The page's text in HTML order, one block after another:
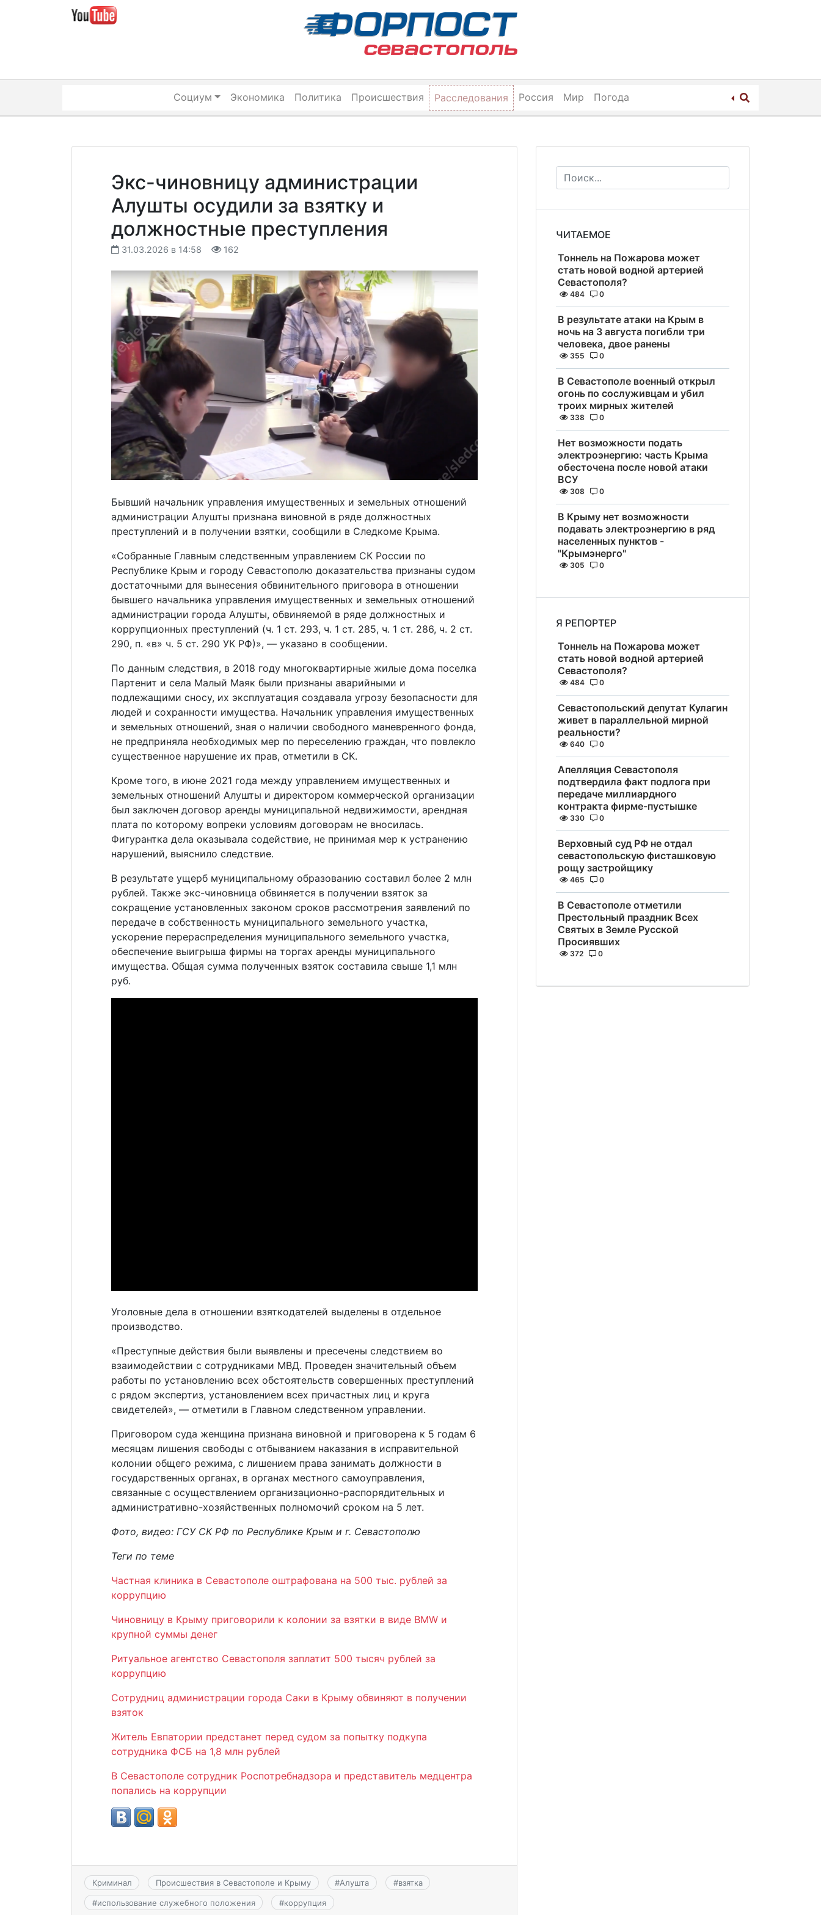
Социум Экономика Политика Происшествия Расследования Россия Мир Погода
Экс-чиновницу администрации
Алушты осудили за взятку и
должностные преступления
31.03.2026 в 14:58 162
Бывший начальник управления имущественных и земельных отношений
администрации Алушты признана виновной в ряде должностных
преступлений и в получении взятки, сообщили в Следкоме Крыма.
«Собранные Главным следственным управлением СК России по
Республике Крым и городу Севастополю доказательства признаны судом
достаточными для вынесения обвинительного приговора в отношении
бывшего начальника управления имущественных и земельных отношений
администрации города Алушты, обвиняемой в ряде должностных и
коррупционных преступлений (ч. 1 ст. 293, ч. 1 ст. 285, ч. 1 ст. 286, ч. 2 ст.
290, п. «в» ч. 5 ст. 290 УК РФ)», — указано в сообщении.
По данным следствия, в 2018 году многоквартирные жилые дома поселка
Партенит и села Малый Маяк были признаны аварийными и
подлежащими сносу, их эксплуатация создавала угрозу безопасности для
людей и сохранности имущества. Начальник управления имущественных
и земельных отношений, зная о наличии свободного маневренного фонда,
не предприняла необходимых мер по переселению граждан, что повлекло
существенное нарушение их прав, отметили в СК.
Кроме того, в июне 2021 года между управлением имущественных и
земельных отношений Алушты и директором коммерческой организации
был заключен договор аренды муниципальной недвижимости, арендная
плата по которому вопреки условиям договорам не вносилась.
Фигурантка дела оказывала содействие, не принимая мер к устранению
нарушений, выяснило следствие.
В результате ущерб муниципальному образованию составил более 2 млн
рублей. Также экс-чиновница обвиняется в получении взяток за
сокращение установленных законом сроков рассмотрения заявлений по
передаче в собственность муниципального земельного участка,
ускорение перераспределения муниципального земельного участка,
обеспечение выигрыша фирмы на торгах аренды муниципального
имущества. Общая сумма полученных взяток составила свыше 1,1 млн
руб.
Уголовные дела в отношении взяткодателей выделены в отдельное
производство.
«Преступные действия были выявлены и пресечены следствием во
взаимодействии с сотрудниками МВД. Проведен значительный объем
работы по установлению всех обстоятельств совершенных преступлений
с рядом экспертиз, установлением всех причастных лиц и круга
свидетелей», — отметили в Главном следственном управлении.
Приговором суда женщина признана виновной и приговорена к 5 годам 6
месяцам лишения свободы с отбыванием наказания в исправительной
колонии общего режима, с лишением права занимать должности в
государственных органах, в органах местного самоуправления,
связанные с осуществлением организационно-распорядительных и
административно-хозяйственных полномочий сроком на 5 лет.
Фото, видео: ГСУ СК РФ по Республике Крым и г. Севастополю
Теги по теме
Частная клиника в Севастополе оштрафована на 500 тыс. рублей за
коррупцию
Чиновницу в Крыму приговорили к колонии за взятки в виде BMW и
крупной суммы денег
Ритуальное агентство Севастополя заплатит 500 тысяч рублей за
коррупцию
Сотрудниц администрации города Саки в Крыму обвиняют в получении
взяток
Житель Евпатории предстанет перед судом за попытку подкупа
сотрудника ФСБ на 1,8 млн рублей
В Севастополе сотрудник Роспотребнадзора и представитель медцентра
попались на коррупции
Криминал Происшествия в Севастополе и Крыму #Алушта #взятка
#использование служебного положения #коррупция
ЧИТАЕМОЕ
Тоннель на Пожарова может
стать новой водной артерией
Севастополя?
484 0
В результате атаки на Крым в
ночь на 3 августа погибли три
человека, двое ранены
355 0
В Севастополе военный открыл
огонь по сослуживцам и убил
троих мирных жителей
338 0
Нет возможности подать
электроэнергию: часть Крыма
обесточена после новой атаки
ВСУ
308 0
В Крыму нет возможности
подавать электроэнергию в ряд
населенных пунктов -
"Крымэнерго"
305 0
Я РЕПОРТЕР
Тоннель на Пожарова может
стать новой водной артерией
Севастополя?
484 0
Севастопольский депутат Кулагин
живет в параллельной мирной
реальности?
640 0
Апелляция Севастополя
подтвердила факт подлога при
передаче миллиардного
контракта фирме-пустышке
330 0
Верховный суд РФ не отдал
севастопольскую фисташковую
рощу застройщику
465 0
В Севастополе отметили
Престольный праздник Всех
Святых в Земле Русской
Просиявших
372 0